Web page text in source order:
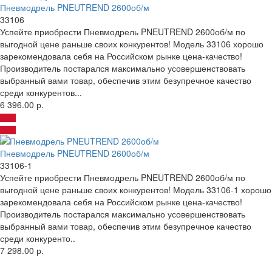
Пневмодрель PNEUTREND 2600об/м
33106
Успейте приобрести Пневмодрель PNEUTREND 2600об/м по
выгодной цене раньше своих конкурентов! Модель 33106 хорошо
зарекомендовала себя на Российском рынке цена-качество!
Производитель постарался максимально усовершенствовать
выбранный вами товар, обеспечив этим безупречное качество
среди конкурентов...
6 396.00 р.
Пневмодрель PNEUTREND 2600об/м
33106-1
Успейте приобрести Пневмодрель PNEUTREND 2600об/м по
выгодной цене раньше своих конкурентов! Модель 33106-1 хорошо
зарекомендовала себя на Российском рынке цена-качество!
Производитель постарался максимально усовершенствовать
выбранный вами товар, обеспечив этим безупречное качество
среди конкуренто..
7 298.00 р.